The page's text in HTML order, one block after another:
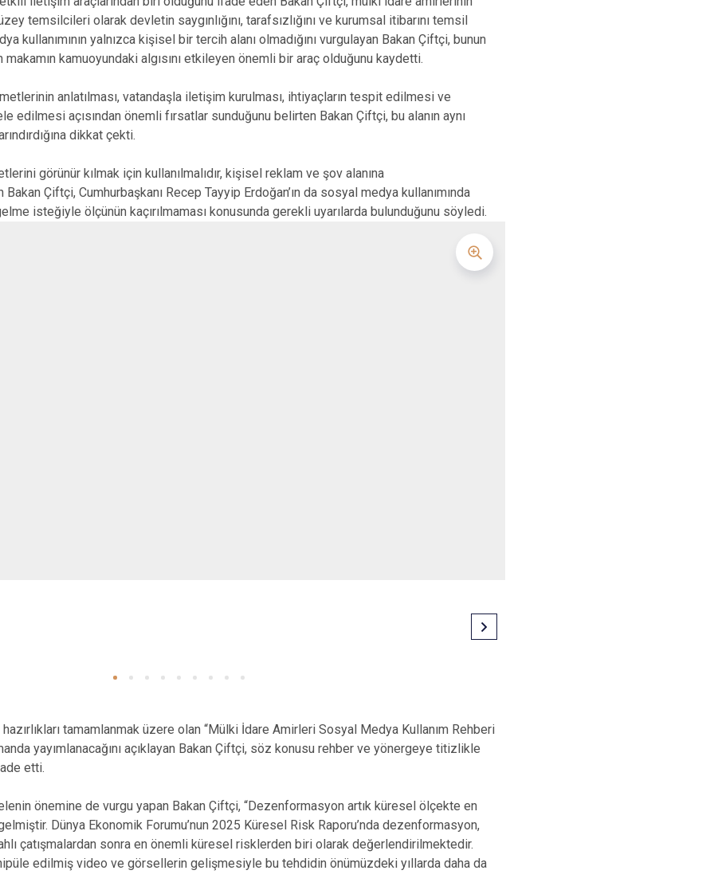
temsilcileri olarak devletin saygınlığını, tarafsızlığını ve kurumsal itibarını temsil
kullanımının yalnızca kişisel bir tercih alanı olmadığını vurgulayan Bakan Çiftçi, bunun
kamuoyundaki algısını etkileyen önemli bir araç olduğunu kaydetti.
anlatılması, vatandaşla iletişim kurulması, ihtiyaçların tespit edilmesi ve
edilmesi açısından önemli fırsatlar sunduğunu belirten Bakan Çiftçi, bu alanın aynı
dikkat çekti.
görünür kılmak için kullanılmalıdır, kişisel reklam ve şov alanına
Çiftçi, Cumhurbaşkanı Recep Tayyip Erdoğan’ın da sosyal medya kullanımında
isteğiyle ölçünün kaçırılmaması konusunda gerekli uyarılarda bulunduğunu söyledi.
hazırlıkları tamamlanmak üzere olan “Mülki İdare Amirleri Sosyal Medya Kullanım Rehberi
yayımlanacağını açıklayan Bakan Çiftçi, söz konusu rehber ve yönergeye titizlikle
etti.
önemine de vurgu yapan Bakan Çiftçi, “Dezenformasyon artık küresel ölçekte en
Dünya Ekonomik Forumu’nun 2025 Küresel Risk Raporu’nda dezenformasyon,
çatışmalardan sonra en önemli küresel risklerden biri olarak değerlendirilmektedir.
edilmiş video ve görsellerin gelişmesiyle bu tehdidin önümüzdeki yıllarda daha da